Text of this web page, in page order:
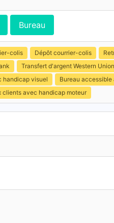
Bureau
colis Dépôt courrier-colis
Transfert d'argent Western Union
handicap visuel
Bureau
clients avec handicap moteur